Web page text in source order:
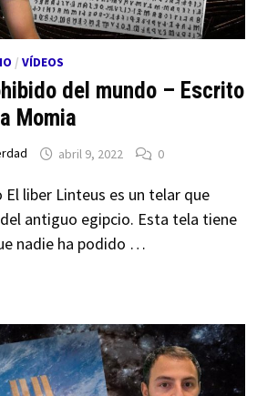
/ VÍDEOS
del mundo – Escrito
Momia
abril 9, 2022 0
liber Linteus es un telar que
antiguo egipcio. Esta tela tiene
nadie ha podido …